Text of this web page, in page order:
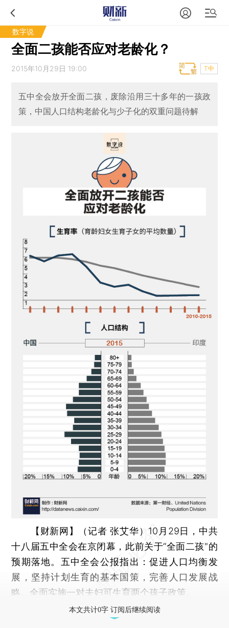
数字说
全面二孩能否应对老龄化？
2015年10月29日 19:00 T中
五中全会放开全面二孩，废除沿用三十多年的一孩政
策，中国人口结构老龄化与少子化的双重问题待解
【财新网】（记者 张艾华） 10月29日，中共
十八届五中全会在京闭幕，此前关于“全面二孩"的
预期落地。五中全会公报指出：促进人口均衡发
展，坚持计划生育的基本国策，完善人口发展战
略。全面实施一对夫妇可生育两个孩子政策。
本文共计0字 订阅后继续阅读